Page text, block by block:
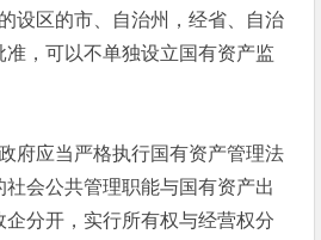
区的市、自治州，经省、自治
准，可以不单独设立国有资产监
应当严格执行国有资产管理法
会公共管理职能与国有资产出
分开，实行所有权与经营权分